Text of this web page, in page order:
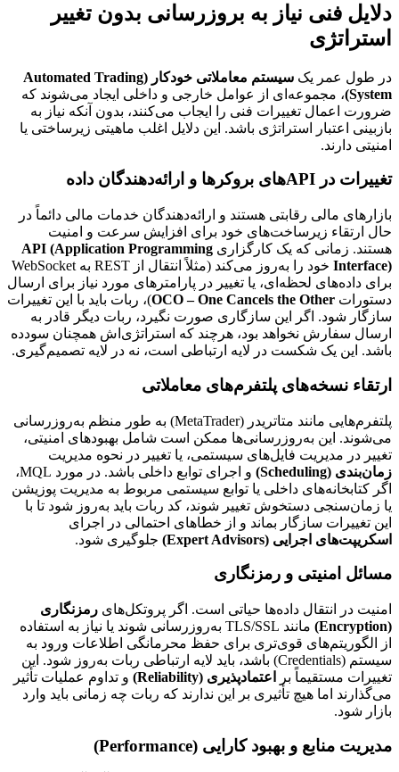
دلایل فنی نیاز به بروزرسانی بدون تغییر
استراتژی
در طول عمر یک
سیستم معاملاتی خودکار (Automated Trading
System) ، مجموعه‌ای از عوامل خارجی و داخلی ایجاد می‌شوند که
ضرورت اعمال تغییرات فنی را ایجاب می‌کنند، بدون آنکه نیاز به
بازبینی اعتبار استراتژی باشد. این دلایل اغلب ماهیتی زیرساختی یا
امنیتی دارند.
تغییرات در APIهای بروکرها و ارائه‌دهندگان داده
بازارهای مالی رقابتی هستند و ارائه‌دهندگان خدمات مالی دائماً در
حال ارتقاء زیرساخت‌های خود برای افزایش سرعت و امنیت
هستند. زمانی که یک کارگزاری API (Application Programming
Interface)
خود را به‌روز می‌کند (مثلاً انتقال از REST به WebSocket
برای داده‌های لحظه‌ای، یا تغییر در پارامترهای مورد نیاز برای ارسال
دستورات OCO – One Cancels the Other)، ربات باید با این تغییرات
سازگار شود. اگر این سازگاری صورت نگیرد، ربات دیگر قادر به
ارسال سفارش نخواهد بود، هرچند که استراتژی‌اش همچنان سودده
باشد. این یک شکست در لایه ارتباطی است، نه در لایه تصمیم‌گیری.
ارتقاء نسخه‌های پلتفرم‌های معاملاتی
پلتفرم‌هایی مانند متاتریدر (MetaTrader) به طور منظم به‌روزرسانی
می‌شوند. این به‌روزرسانی‌ها ممکن است شامل بهبودهای امنیتی،
تغییر در مدیریت فایل‌های سیستمی، یا تغییر در نحوه مدیریت
زمان‌بندی (Scheduling)
و اجرای توابع داخلی باشد. در مورد MQL،
اگر کتابخانه‌های داخلی یا توابع سیستمی مربوط به مدیریت پوزیشن
یا زمان‌سنجی دستخوش تغییر شوند، کد ربات باید به‌روز شود تا با
این تغییرات سازگار بماند و از خطاهای احتمالی در اجرای
اسکریپت‌های اجرایی (Expert Advisors)
جلوگیری شود.
مسائل امنیتی و رمزنگاری
امنیت در انتقال داده‌ها حیاتی است. اگر پروتکل‌های رمزنگاری
(Encryption)
مانند TLS/SSL به‌روزرسانی شوند یا نیاز به استفاده
از الگوریتم‌های قوی‌تری برای حفظ محرمانگی اطلاعات ورود به
سیستم (Credentials) باشد، باید لایه ارتباطی ربات به‌روز شود. این
تغییرات مستقیماً بر
اعتمادپذیری (Reliability)
و تداوم عملیات تأثیر
می‌گذارند اما هیچ تأثیری بر این ندارند که ربات چه زمانی باید وارد
بازار شود.
مدیریت منابع و بهبود کارایی (Performance)